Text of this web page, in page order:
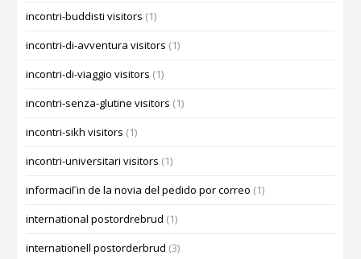
incontri-buddisti visitors (1)
incontri-di-avventura visitors (1)
incontri-di-viaggio visitors (1)
incontri-senza-glutine visitors (1)
incontri-sikh visitors (1)
incontri-universitari visitors (1)
informaciГіn de la novia del pedido por correo (1)
international postordrebrud (1)
internationell postorderbrud (3)